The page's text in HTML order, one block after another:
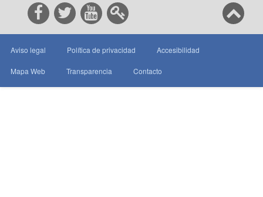
Aviso legal Política de privacidad Accesibilidad
Mapa Web Transparencia Contacto